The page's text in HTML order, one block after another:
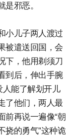
邪恶。
小儿子两人渡过
被遣送回国，会
下，他用剃须刀
到后，伸出手腕
人能了解划开儿
了他们，两人最
前再说一遍像“朝
挠的勇气”这种诡